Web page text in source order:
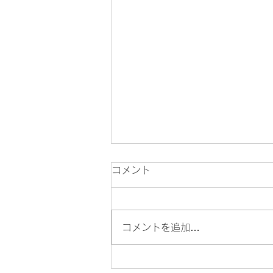
8月の岡部先生の代診のお知
コメント
コメントを追加…